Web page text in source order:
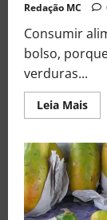
Redação MC
Consumir
bolso,
verduras...
Leia Mais